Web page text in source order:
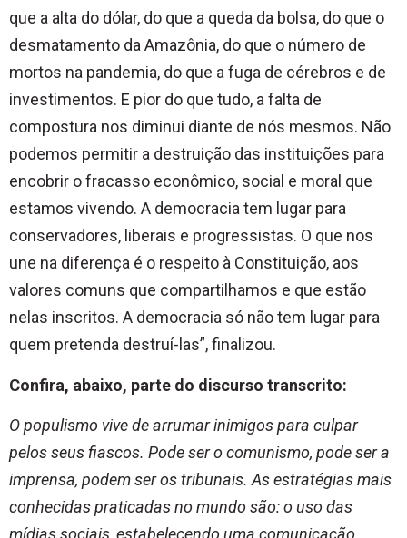
que a alta do dólar, do que a queda da bolsa, do que o
desmatamento da Amazônia, do que o número de
mortos na pandemia, do que a fuga de cérebros e de
investimentos. E pior do que tudo, a falta de
compostura nos diminui diante de nós mesmos. Não
podemos permitir a destruição das instituições para
encobrir o fracasso econômico, social e moral que
estamos vivendo. A democracia tem lugar para
conservadores, liberais e progressistas. O que nos
une na diferença é o respeito à Constituição, aos
valores comuns que compartilhamos e que estão
nelas inscritos. A democracia só não tem lugar para
quem pretenda destruí-las”, finalizou.
Confira, abaixo, parte do discurso transcrito:
O populismo vive de arrumar inimigos para culpar
pelos seus fiascos. Pode ser o comunismo, pode ser a
imprensa, podem ser os tribunais. As estratégias mais
conhecidas praticadas no mundo são: o uso das
mídias sociais, estabelecendo uma comunicação